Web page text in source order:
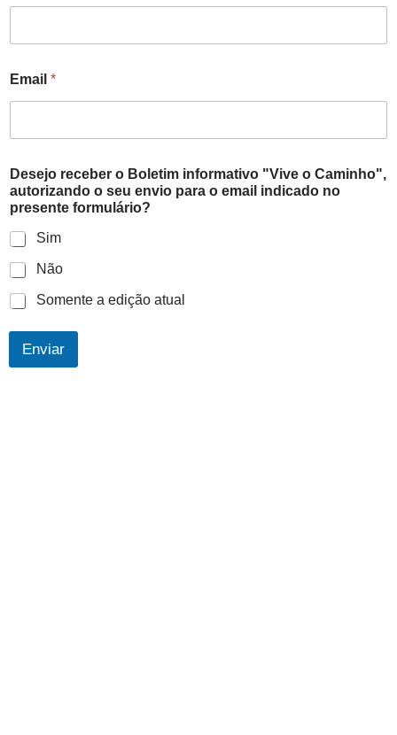
Email *
Desejo receber o Boletim informativo "Vive o Caminho",
autorizando o seu envio para o email indicado no
presente formulário?
Sim
Não
Somente a edição atual
Enviar